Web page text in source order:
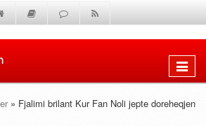
Shfaq
» Fjalimi brilant Kur Fan Noli jepte doreheqjen